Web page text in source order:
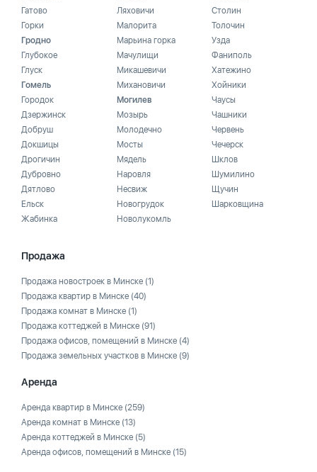
Гатово
Горки
Гродно
Глубокое
Глуск
Гомель
Городок
Дзержинск
Добруш
Докшицы
Дрогичин
Дубровно
Дятлово
Ельск
Жабинка
Ляховичи
Малорита
Марьина горка
Мачулищи
Микашевичи
Михановичи
Могилев
Мозырь
Молодечно
Мосты
Мядель
Наровля
Несвиж
Новогрудок
Новолукомль
Столин
Толочин
Узда
Фаниполь
Хатежино
Хойники
Чаусы
Чашники
Червень
Чечерск
Шклов
Шумилино
Щучин
Шарковщина
Продажа
Продажа новостроек в Минске (1)
Продажа квартир в Минске (40)
Продажа комнат в Минске (1)
Продажа коттеджей в Минске (91)
Продажа офисов, помещений в Минске (4)
Продажа земельных участков в Минске (9)
Аренда
Аренда квартир в Минске (259)
Аренда комнат в Минске (13)
Аренда коттеджей в Минске (5)
Аренда офисов, помещений в Минске (15)